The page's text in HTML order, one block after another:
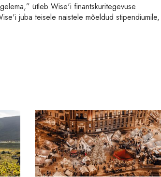
ütleb Wise'i finantskuritegevuse
juba teisele naistele mõeldud stipendiumile,